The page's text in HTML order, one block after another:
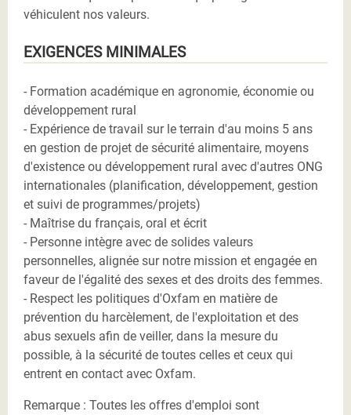
véhiculent nos valeurs.
EXIGENCES MINIMALES
- Formation académique en agronomie, économie ou
développement rural
- Expérience de travail sur le terrain d'au moins 5 ans
en gestion de projet de sécurité alimentaire, moyens
d'existence ou développement rural avec d'autres ONG
internationales (planification, développement, gestion
et suivi de programmes/projets)
- Maîtrise du français, oral et écrit
- Personne intègre avec de solides valeurs
personnelles, alignée sur notre mission et engagée en
faveur de l'égalité des sexes et des droits des femmes.
- Respect les politiques d'Oxfam en matière de
prévention du harcèlement, de l'exploitation et des
abus sexuels afin de veiller, dans la mesure du
possible, à la sécurité de toutes celles et ceux qui
entrent en contact avec Oxfam.
Remarque : Toutes les offres d'emploi sont